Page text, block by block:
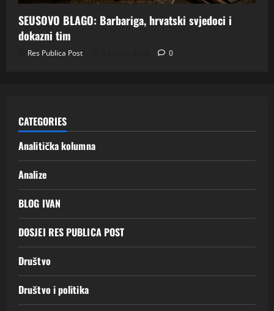
SEUSOVO BLAGO: Barbariga, hrvatski svjedoci i
dokazni tim
Res Publica Post 0
CATEGORIES
Analitička kolumna
Analize
BLOG IVAN
DOSJEI RES PUBLICA POST
Društvo
Društvo i politika